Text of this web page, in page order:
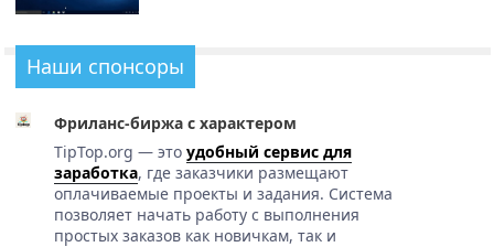
Наши спонсоры
Фриланс-биржа с характером
TipTop.org — это удобный сервис для
заработка, где заказчики размещают
оплачиваемые проекты и задания. Система
позволяет начать работу с выполнения
простых заказов как новичкам, так и